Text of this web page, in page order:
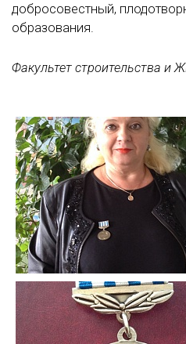
добросовестный,
образования.
Факультет строительства и